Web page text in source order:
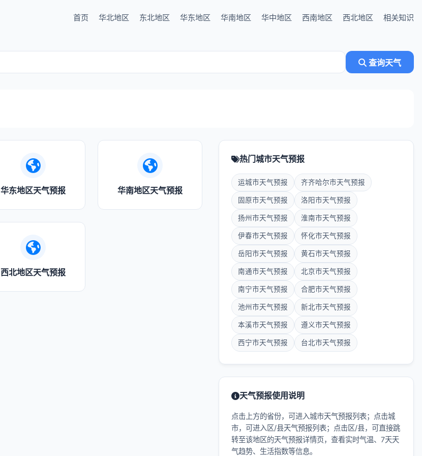
首页 华北地区 东北地区 华东地区 华南地区 华中地区 西南地区 西北地区 相关知识
查询天气
华东地区天气预报 华南地区天气预报
西北地区天气预报
热门城市天气预报
运城市天气预报 齐齐哈尔市天气预报
固原市天气预报 洛阳市天气预报
扬州市天气预报 淮南市天气预报
伊春市天气预报 怀化市天气预报
岳阳市天气预报 黄石市天气预报
南通市天气预报 北京市天气预报
南宁市天气预报 合肥市天气预报
池州市天气预报 新北市天气预报
本溪市天气预报 遵义市天气预报
西宁市天气预报 台北市天气预报
天气预报使用说明
点击上方的省份，可进入城市天气预报列表；点击城
市，可进入区/县天气预报列表；点击区/县，可直接跳
转至该地区的天气预报详情页，查看实时气温、7天天
气趋势、生活指数等信息。